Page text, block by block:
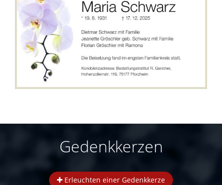
Gedenkkerzen
Erleuchten einer Gedenkkerze